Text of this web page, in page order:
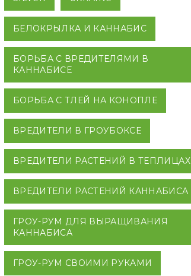
БЕЛОКРЫЛКА И КАННАБИС
БОРЬБА С ВРЕДИТЕЛЯМИ В
КАННАБИСЕ
БОРЬБА С ТЛЕЙ НА КОНОПЛЕ
ВРЕДИТЕЛИ В ГРОУБОКСЕ
ВРЕДИТЕЛИ РАСТЕНИЙ В ТЕПЛИЦАХ
ВРЕДИТЕЛИ РАСТЕНИЙ КАННАБИСА
ГРОУ-РУМ ДЛЯ ВЫРАЩИВАНИЯ
КАННАБИСА
ГРОУ-РУМ СВОИМИ РУКАМИ